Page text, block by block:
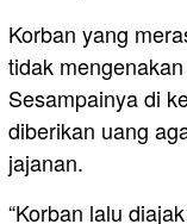
Korban yang
tidak
Sesampainya di
diberikan uang
jajanan.
“Korban lalu